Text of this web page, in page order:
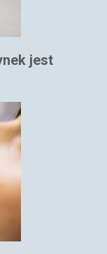
jest